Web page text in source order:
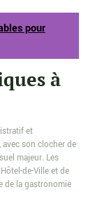
pour
à
et
avec son clocher de
majeur. Les
de-Ville et de
de la gastronomie